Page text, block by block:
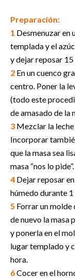
Preparación:
1 Desmenuzar en
templada y el
y dejar reposar
2 En un cuenco
centro. Poner la
(todo este
de amasado de la
3 Mezclar la leche
Incorporar
que la masa sea
masa “nos lo pide”.
4 Dejar reposar
húmedo durante
5 Forrar un molde
de nuevo la masa
y ponerla en el
lugar templado y
hora.
6Cocer en el